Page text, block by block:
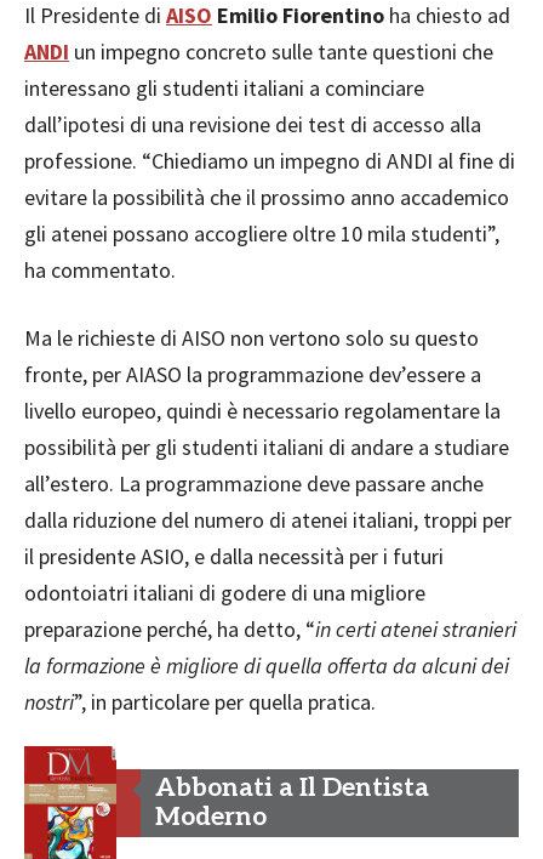
Il Presidente di AISO Emilio Fiorentino ha chiesto ad
ANDI un impegno concreto sulle tante questioni che
interessano gli studenti italiani a cominciare
dall’ipotesi di una revisione dei test di accesso alla
professione. “Chiediamo un impegno di ANDI al fine di
evitare la possibilità che il prossimo anno accademico
gli atenei possano accogliere oltre 10 mila studenti”,
ha commentato.
Ma le richieste di AISO non vertono solo su questo
fronte, per AIASO la programmazione dev’essere a
livello europeo, quindi è necessario regolamentare la
possibilità per gli studenti italiani di andare a studiare
all’estero. La programmazione deve passare anche
dalla riduzione del numero di atenei italiani, troppi per
il presidente ASIO, e dalla necessità per i futuri
odontoiatri italiani di godere di una migliore
preparazione perché, ha detto, “in certi atenei stranieri
la formazione è migliore di quella offerta da alcuni dei
nostri”, in particolare per quella pratica.
Abbonati a Il Dentista
Moderno